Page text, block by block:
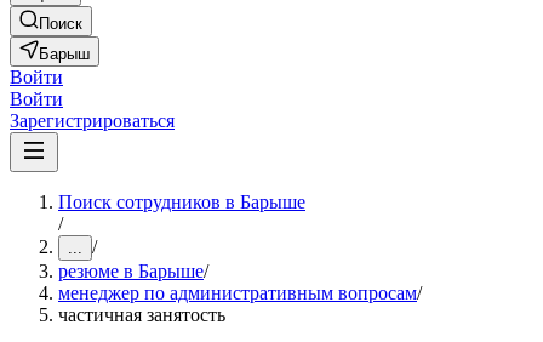
Поиск
Барыш
Войти
Войти
Зарегистрироваться
Поиск сотрудников в Барыше
/
... /
резюме в Барыше/
менеджер по административным вопросам/
частичная занятость